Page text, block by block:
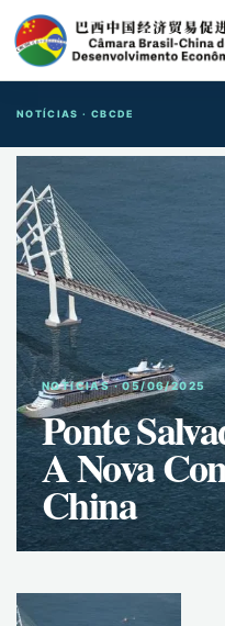
NOTÍCIAS · CBCDE
NOTíCIAS · 05/06/2025
Ponte
A Nova
China